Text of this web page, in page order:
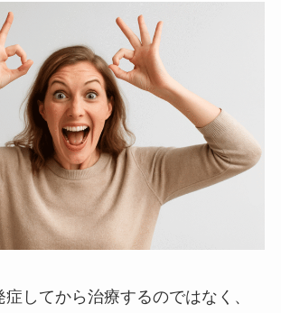
してから治療するのではなく、